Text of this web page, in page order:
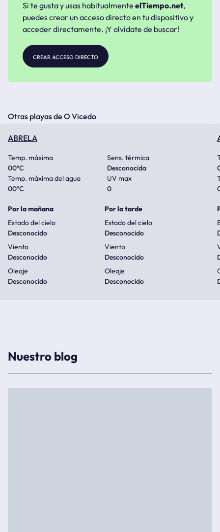
Si te gusta y usas habitualmente elTiempo.net,
puedes crear un acceso directo en tu dispositivo y
acceder directamente. ¡Y olvídate de buscar!
crear acceso directo
Otras playas de O Vicedo
ABRELA
Temp. máxima
00ºC
Sens. térmica
Desconocida
Temp. máxima del agua
00ºC
UV max
0
Por la mañana
Estado del cielo
Desconocido
Viento
Desconocido
Oleaje
Desconocido
Por la tarde
Estado del cielo
Desconocido
Viento
Desconocido
Oleaje
Desconocido
Nuestro blog